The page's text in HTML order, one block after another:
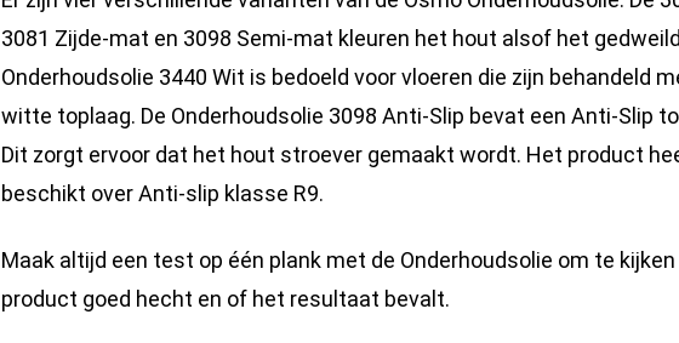
3081 Zijde-mat en 3098 Semi-mat kleuren het hout alsof het
Onderhoudsolie 3440 Wit is bedoeld voor vloeren die zijn behandeld
witte toplaag. De Onderhoudsolie 3098 Anti-Slip bevat een Anti-Slip
Dit zorgt ervoor dat het hout stroever gemaakt wordt. Het product
beschikt over Anti-slip klasse R9.
Maak altijd een test op één plank met de Onderhoudsolie om te
product goed hecht en of het resultaat bevalt.